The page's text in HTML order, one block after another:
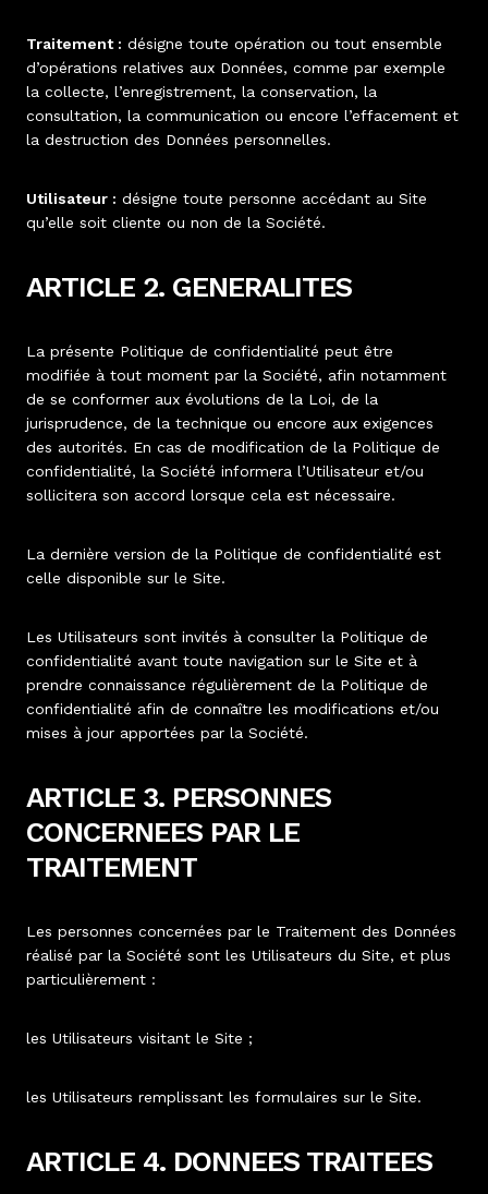
Traitement : désigne toute opération ou tout ensemble
d’opérations relatives aux Données, comme par exemple
la collecte, l’enregistrement, la conservation, la
consultation, la communication ou encore l’effacement et
la destruction des Données personnelles.
Utilisateur : désigne toute personne accédant au Site
qu’elle soit cliente ou non de la Société.
ARTICLE 2. GENERALITES
La présente Politique de confidentialité peut être
modifiée à tout moment par la Société, afin notamment
de se conformer aux évolutions de la Loi, de la
jurisprudence, de la technique ou encore aux exigences
des autorités. En cas de modification de la Politique de
confidentialité, la Société informera l’Utilisateur et/ou
sollicitera son accord lorsque cela est nécessaire.
La dernière version de la Politique de confidentialité est
celle disponible sur le Site.
Les Utilisateurs sont invités à consulter la Politique de
confidentialité avant toute navigation sur le Site et à
prendre connaissance régulièrement de la Politique de
confidentialité afin de connaître les modifications et/ou
mises à jour apportées par la Société.
ARTICLE 3. PERSONNES
CONCERNEES PAR LE
TRAITEMENT
Les personnes concernées par le Traitement des Données
réalisé par la Société sont les Utilisateurs du Site, et plus
particulièrement :
les Utilisateurs visitant le Site ;
les Utilisateurs remplissant les formulaires sur le Site.
ARTICLE 4. DONNEES TRAITEES